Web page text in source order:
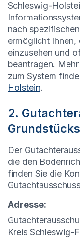
Schleswig-
nach
ermöglicht
einzusehen und
beantragen.
zum System
Holstein.
2.
Der
die den
finden Sie die
Adresse:
Kreis Schleswig-